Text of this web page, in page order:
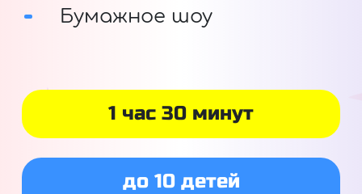
Бумажное шоу
1 час 30 минут
до 10 детей